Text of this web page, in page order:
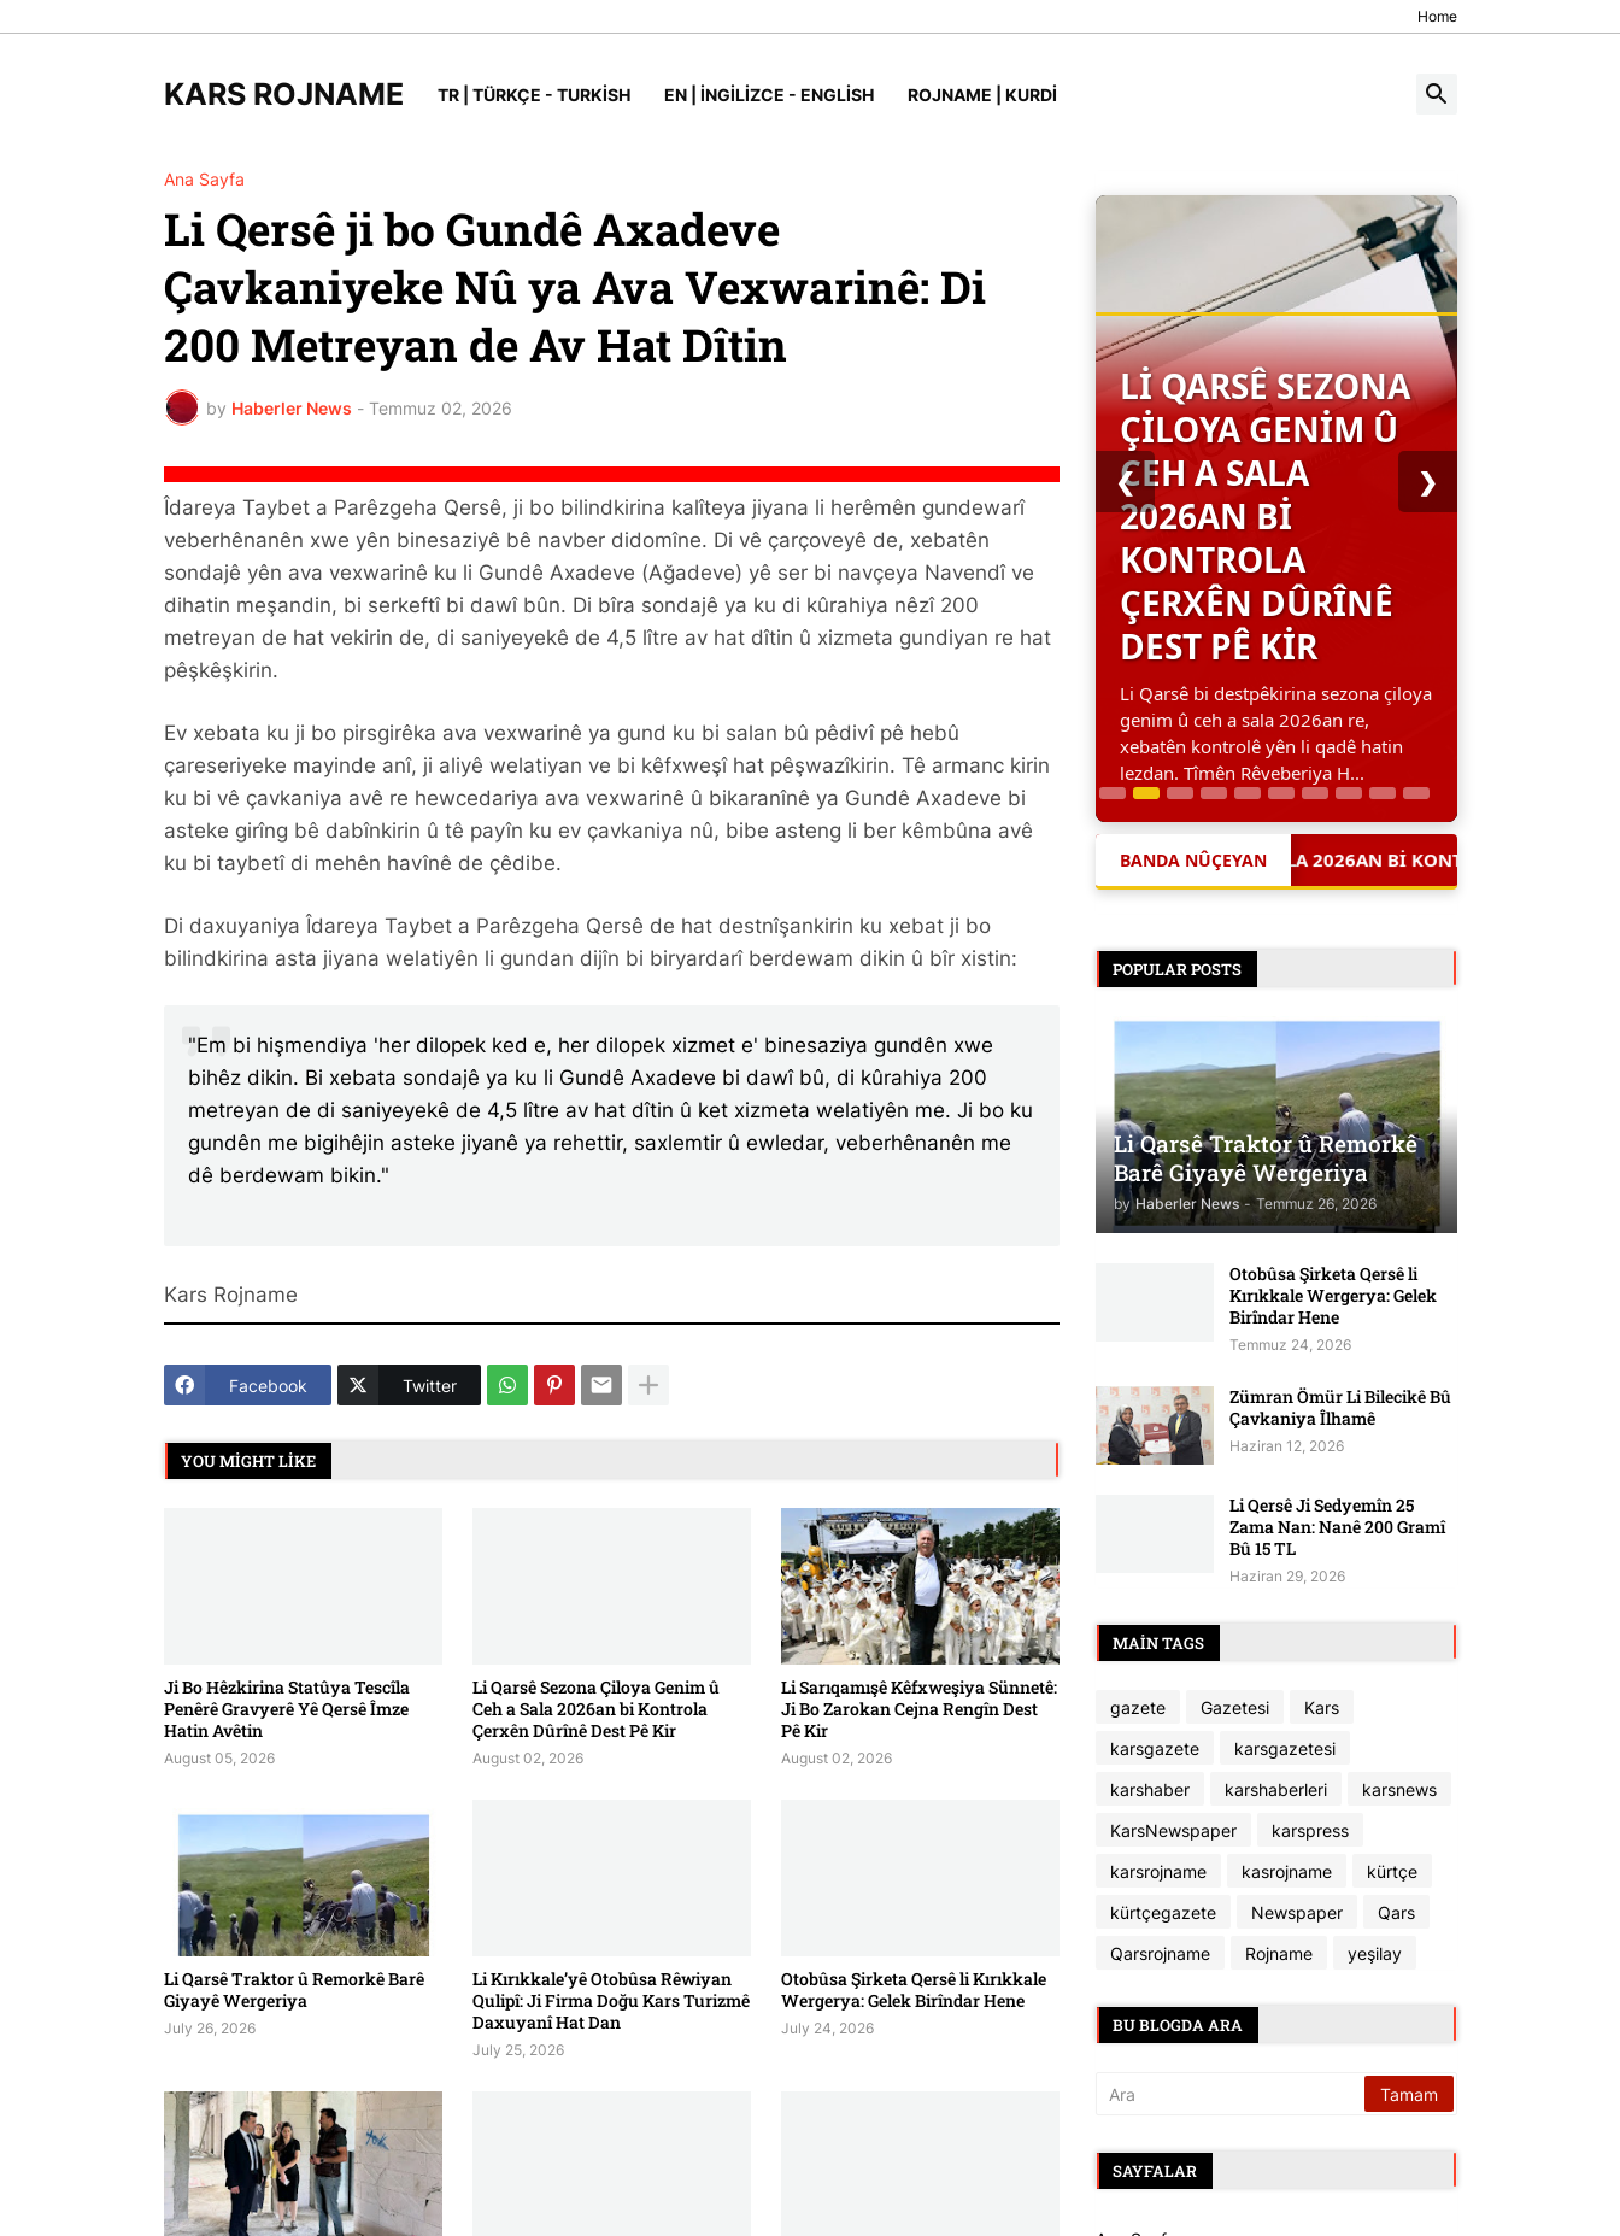
Home
KARS ROJNAME TR | TÜRKÇE - TURKISH EN | İNGILIZCE - ENGLISH ROJNAME | KURDI
Ana Sayfa
Li Qersê ji bo Gundê Axadeve
Çavkaniyeke Nû ya Ava Vexwarinê: Di
200 Metreyan de Av Hat Dîtin
by Haberler News - Temmuz 02, 2026
Îdareya Taybet a Parêzgeha Qersê, ji bo bilindkirina kalîteya jiyana li herêmên gundewarî
veberhênanên xwe yên binesaziyê bê navber didomîne. Di vê çarçoveyê de, xebatên
sondajê yên ava vexwarinê ku li Gundê Axadeve (Ağadeve) yê ser bi navçeya Navendî ve
dihatin meşandin, bi serkeftî bi dawî bûn. Di bîra sondajê ya ku di kûrahiya nêzî 200
metreyan de hat vekirin de, di saniyeyekê de 4,5 lître av hat dîtin û xizmeta gundiyan re hat
pêşkêşkirin.
Ev xebata ku ji bo pirsgirêka ava vexwarinê ya gund ku bi salan bû pêdivî pê hebû
çareseriyeke mayinde anî, ji aliyê welatiyan ve bi kêfxweşî hat pêşwazîkirin. Tê armanc kirin
ku bi vê çavkaniya avê re hewcedariya ava vexwarinê û bikaranînê ya Gundê Axadeve bi
asteke girîng bê dabînkirin û tê payîn ku ev çavkaniya nû, bibe asteng li ber kêmbûna avê
ku bi taybetî di mehên havînê de çêdibe.
Di daxuyaniya Îdareya Taybet a Parêzgeha Qersê de hat destnîşankirin ku xebat ji bo
bilindkirina asta jiyana welatiyên li gundan dijîn bi biryardarî berdewam dikin û bîr xistin:
"Em bi hişmendiya 'her dilopek ked e, her dilopek xizmet e' binesaziya gundên xwe
bihêz dikin. Bi xebata sondajê ya ku li Gundê Axadeve bi dawî bû, di kûrahiya 200
metreyan de di saniyeyekê de 4,5 lître av hat dîtin û ket xizmeta welatiyên me. Ji bo ku
gundên me bigihêjin asteke jiyanê ya rehettir, saxlemtir û ewledar, veberhênanên me
dê berdewam bikin."
Kars Rojname
Facebook Twitter
YOU MIGHT LIKE
Ji Bo Hêzkirina Statûya Tescîla
Penêrê Gravyerê Yê Qersê Îmze
Hatin Avêtin
August 05, 2026
Li Qarsê Sezona Çiloya Genim û
Ceh a Sala 2026an bi Kontrola
Çerxên Dûrînê Dest Pê Kir
August 02, 2026
Li Sarıqamışê Kêfxweşiya Sünnetê:
Ji Bo Zarokan Cejna Rengîn Dest
Pê Kir
August 02, 2026
Li Qarsê Traktor û Remorkê Barê
Giyayê Wergeriya
July 26, 2026
Li Kırıkkale’yê Otobûsa Rêwiyan
Qulipî: Ji Firma Doğu Kars Turizmê
Daxuyanî Hat Dan
July 25, 2026
Otobûsa Şirketa Qersê li Kırıkkale
Wergerya: Gelek Birîndar Hene
July 24, 2026
LI QARSÊ SEZONA
ÇILOYA GENIM Û
CEH A SALA
2026AN BI
KONTROLA
ÇERXÊN DÛRÎNÊ
DEST PÊ KIR
Li Qarsê bi destpêkirina sezona çiloya
genim û ceh a sala 2026an re,
xebatên kontrolê yên li qadê hatin
lezdan. Tîmên Rêveberiya H...
❮ ❯
BANDA NÛÇEYAN
STATÛYA TESCÎLA PENÊRÊ GRAVYERÊ YÊ QERSÊ ÎMZE HATIN AVÊTIN LI QARSÊ SEZONA ÇILOYA GENIM Û CEH A SALA 2026AN BI KONTROLA ÇERXÊN DÛRÎNÊ DEST PÊ
POPULAR POSTS
Li Qarsê Traktor û Remorkê
Barê Giyayê Wergeriya
by Haberler News - Temmuz 26, 2026
Otobûsa Şirketa Qersê li
Kırıkkale Wergerya: Gelek
Birîndar Hene
Temmuz 24, 2026
Zümran Ömür Li Bilecikê Bû
Çavkaniya Îlhamê
Haziran 12, 2026
Li Qersê Ji Sedyemîn 25
Zama Nan: Nanê 200 Gramî
Bû 15 TL
Haziran 29, 2026
MAIN TAGS
gazete Gazetesi
Kars
karsgazete
karsgazetesi
karshaber
karshaberleri
karsnews
KarsNewspaper
karspress
karsrojname
kasrojname
kürtçe
kürtçegazete
Newspaper
Qars
Qarsrojname
Rojname yeşilay
BU BLOGDA ARA
SAYFALAR